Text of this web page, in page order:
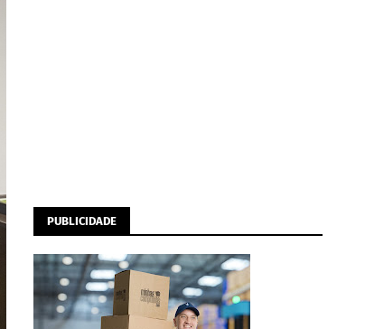
PUBLICIDADE